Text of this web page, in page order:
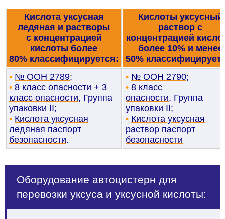
Кислота уксусная
ледяная и растворы
с концентрацией
кислоты более
80% классифицируется:
Кислоты уксусный
раствор с
концентрацией
более 10% и менее
50%
• № ООН 2789;
• 8 класс опасности + 3
класс опасности, Группа
упаковки II;
• Кислота уксусная
ледяная паспорт
безопасности.
• № ООН 2790;
• 8 класс
опасности, Группа
упаковки II;
• Кислота уксусная
раствор паспорт
безопасности
Оборудование автоцистерн для
перевозки уксуса и уксусной кислоты: